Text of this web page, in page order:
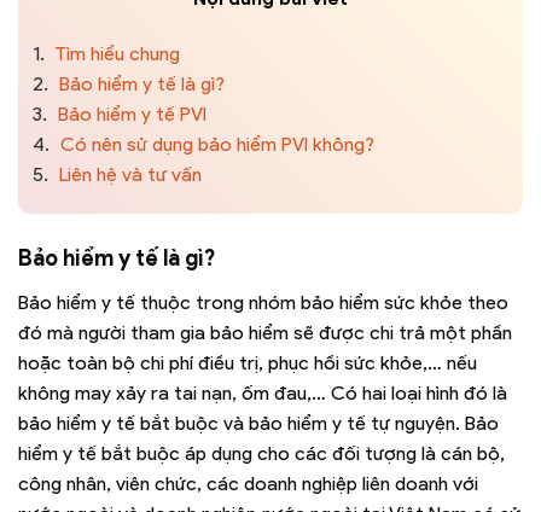
1. Tìm hiểu chung
2. Bảo hiểm y tế là gì?
3. Bảo hiểm y tế PVI
4. Có nên sử dụng bảo hiểm PVI không?
5. Liên hệ và tư vấn
Bảo hiểm y tế là gì?
Bảo hiểm y tế thuộc trong nhóm bảo hiểm sức khỏe theo
đó mà người tham gia bảo hiểm sẽ được chi trả một phần
hoặc toàn bộ chi phí điều trị, phục hồi sức khỏe,… nếu
không may xảy ra tai nạn, ốm đau,… Có hai loại hình đó là
bảo hiểm y tế bắt buộc và bảo hiểm y tế tự nguyện. Bảo
hiểm y tế bắt buộc áp dụng cho các đối tượng là cán bộ,
công nhân, viên chức, các doanh nghiệp liên doanh với